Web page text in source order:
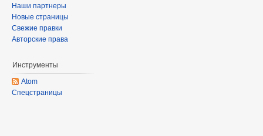
Наши партнеры
Новые страницы
Свежие правки
Авторские права
Инструменты
Atom
Спецстраницы